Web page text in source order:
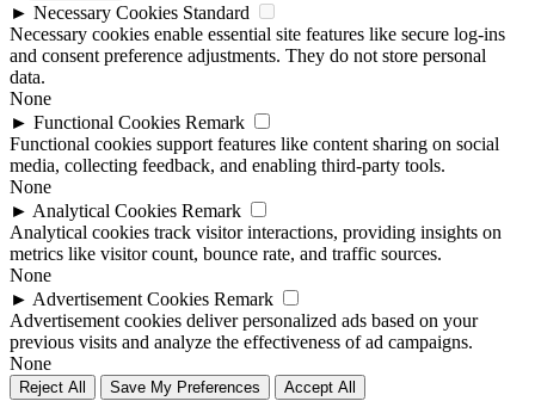
► Necessary Cookies Standard
Necessary cookies enable essential site features like secure log-ins
and consent preference adjustments. They do not store personal
data.
None
► Functional Cookies Remark
Functional cookies support features like content sharing on social
media, collecting feedback, and enabling third-party tools.
None
► Analytical Cookies Remark
Analytical cookies track visitor interactions, providing insights on
metrics like visitor count, bounce rate, and traffic sources.
None
► Advertisement Cookies Remark
Advertisement cookies deliver personalized ads based on your
previous visits and analyze the effectiveness of ad campaigns.
None
Reject All Save My Preferences Accept All